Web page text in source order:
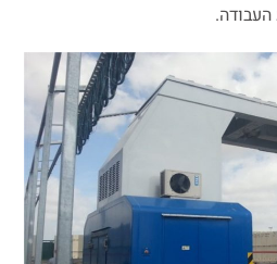
העבודה.